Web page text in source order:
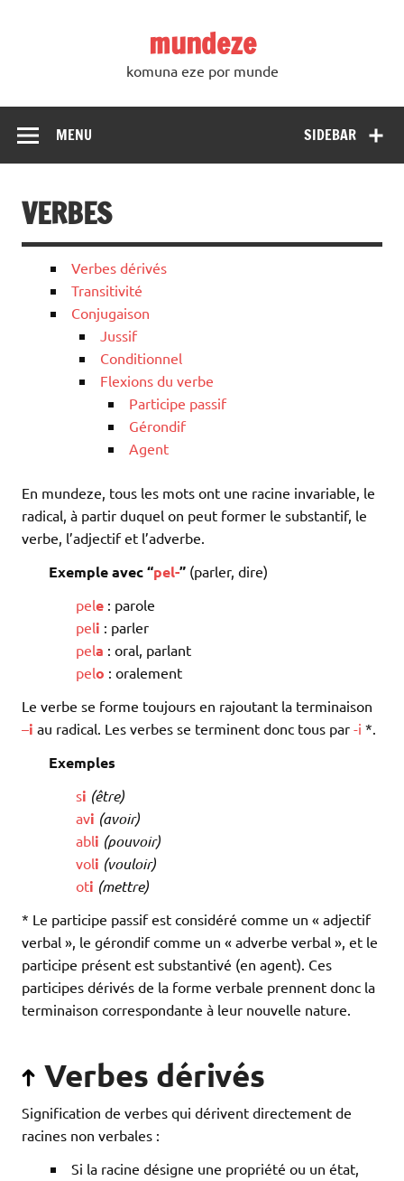
mundeze
komuna eze por munde
SIDEBAR
MENU
VERBES
Verbes dérivés
Transitivité
Conjugaison
Jussif
Conditionnel
Flexions du verbe
Participe passif
Gérondif
Agent
En mundeze, tous les mots ont une racine invariable, le
radical, à partir duquel on peut former le substantif, le
verbe, l’adjectif et l’adverbe.
Exemple avec “pel-” (parler, dire)
pele : parole
peli : parler
pela : oral, parlant
pelo : oralement
Le verbe se forme toujours en rajoutant la terminaison
–i au radical. Les verbes se terminent donc tous par -i *.
Exemples
si (être)
avi (avoir)
abli (pouvoir)
voli (vouloir)
oti (mettre)
* Le participe passif est considéré comme un « adjectif
verbal », le gérondif comme un « adverbe verbal », et le
participe présent est substantivé (en agent). Ces
participes dérivés de la forme verbale prennent donc la
terminaison correspondante à leur nouvelle nature.
Verbes dérivés
Signification de verbes qui dérivent directement de
racines non verbales :
Si la racine désigne une propriété ou un état,